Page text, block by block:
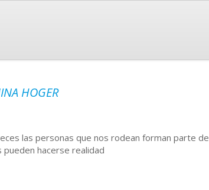
HOGER
las personas que nos rodean forman parte de
hacerse realidad